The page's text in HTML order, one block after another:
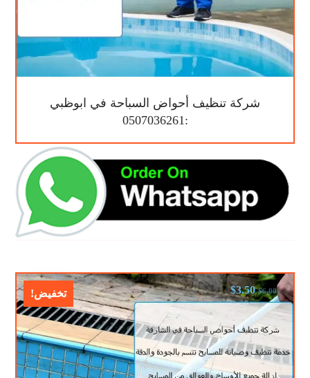
شركة تنظيف أحواض السباحة في ابوظبي
:0507036261
تخفيض! $6.00
$3.50